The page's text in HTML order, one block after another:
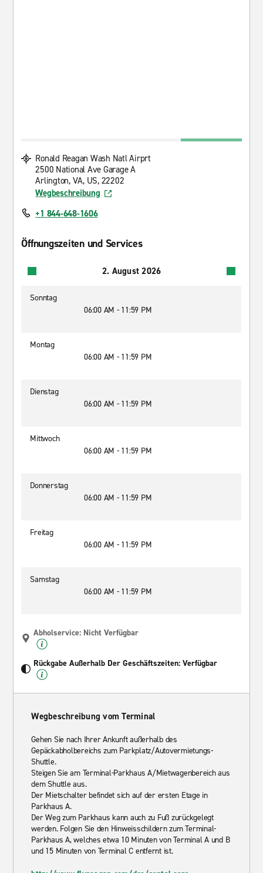
Ronald Reagan Wash Natl Airprt
2500 National Ave Garage A
Arlington, VA, US, 22202
Wegbeschreibung
+1 844-648-1606
Öffnungszeiten und Services
2. August 2026
Sonntag
06:00 AM - 11:59 PM
Montag
06:00 AM - 11:59 PM
Dienstag
06:00 AM - 11:59 PM
Mittwoch
06:00 AM - 11:59 PM
Donnerstag
06:00 AM - 11:59 PM
Freitag
06:00 AM - 11:59 PM
Samstag
06:00 AM - 11:59 PM
Abholservice: Nicht Verfügbar
Rückgabe Außerhalb Der Geschäftszeiten: Verfügbar
Wegbeschreibung vom Terminal
Gehen Sie nach Ihrer Ankunft außerhalb des
Gepäckabholbereichs zum Parkplatz/Autovermietungs-
Shuttle.
Steigen Sie am Terminal-Parkhaus A/Mietwagenbereich aus
dem Shuttle aus.
Der Mietschalter befindet sich auf der ersten Etage in
Parkhaus A.
Der Weg zum Parkhaus kann auch zu Fuß zurückgelegt
werden. Folgen Sie den Hinweisschildern zum Terminal-
Parkhaus A, welches etwa 10 Minuten von Terminal A und B
und 15 Minuten von Terminal C entfernt ist.